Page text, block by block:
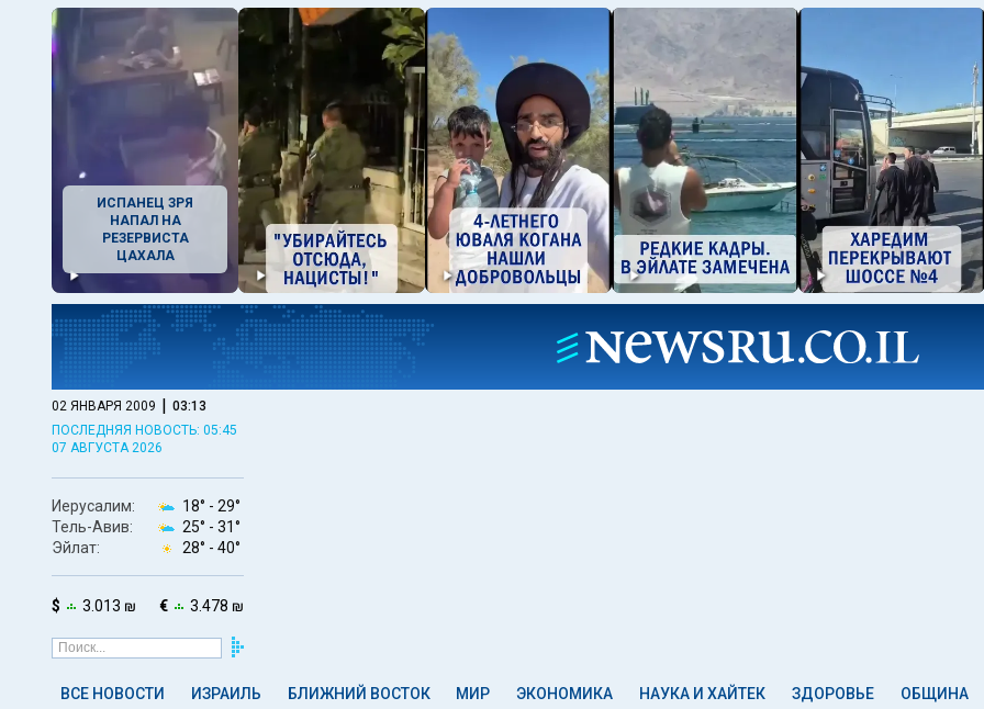
ИСПАНЕЦ ЗРЯ
НАПАЛ НА
РЕЗЕРВИСТА
ЦАХАЛА
02 ЯНВАРЯ 2009 | 03:13
ПОСЛЕДНЯЯ НОВОСТЬ: 05:45
07 АВГУСТА 2026
Иерусалим: 18° - 29°
Тель-Авив:
25° - 31°
Эйлат:
28° - 40°
$ 3.013 ₪ € 3.478 ₪
ВСЕ НОВОСТИ ИЗРАИЛЬ БЛИЖНИЙ ВОСТОК МИР ЭКОНОМИКА НАУКА И ХАЙТЕК ЗДОРОВЬЕ ОБЩИНА